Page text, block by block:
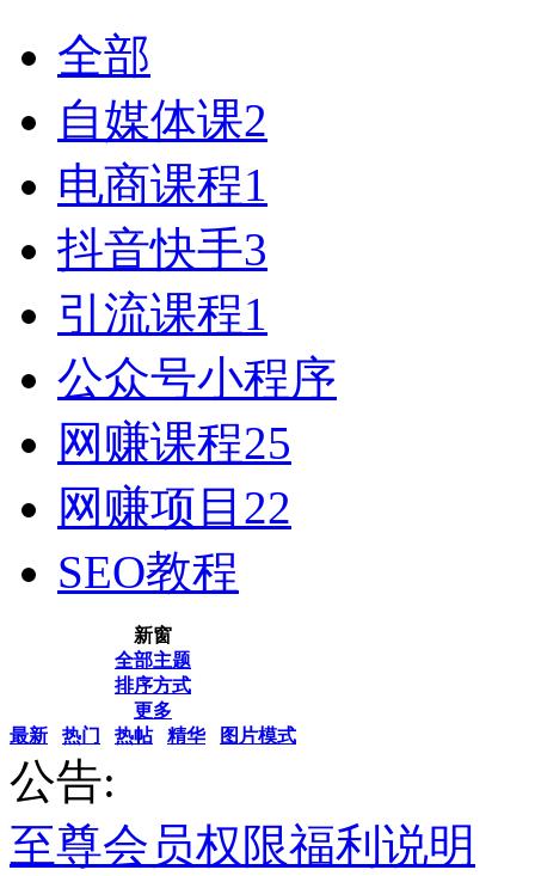
全部
自媒体课2
电商课程1
抖音快手3
引流课程1
公众号小程序
网赚课程25
网赚项目 22
SEO教程
新窗
全部主题
排序方式
更多
最新
热门 热帖 精华 图片模式
公告:
至尊会员权限福利说明